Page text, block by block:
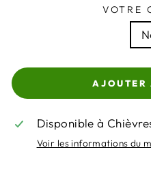
VOTRE
AJOUTER
Disponible à
Voir les informations du